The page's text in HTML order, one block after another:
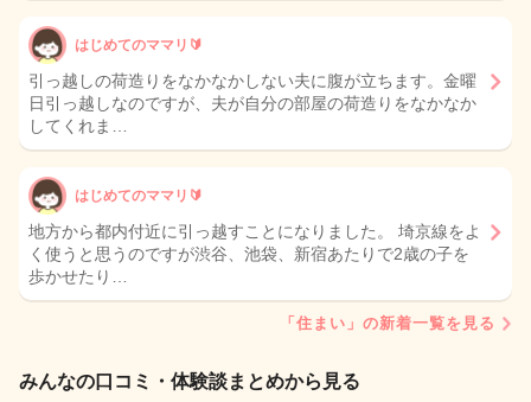
はじめてのママリ🔰
引っ越しの荷造りをなかなかしない夫に腹が立ちます。金曜
日引っ越しなのですが、夫が自分の部屋の荷造りをなかなか
してくれま…
はじめてのママリ🔰
地方から都内付近に引っ越すことになりました。 埼京線をよ
く使うと思うのですが渋谷、池袋、新宿あたりで2歳の子を
歩かせたり…
「住まい」の新着一覧を見る
みんなの口コミ・体験談まとめから見る